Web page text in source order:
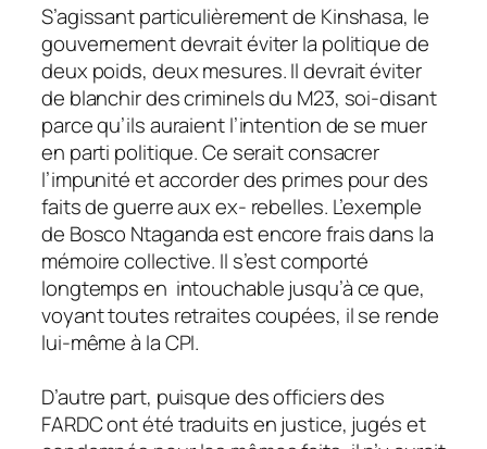
S’agissant particulièrement de Kinshasa, le
gouvernement devrait éviter la politique de
deux poids, deux mesures. Il devrait éviter
de blanchir des criminels du M23, soi-disant
parce qu’ils auraient l’intention de se muer
en parti politique. Ce serait consacrer
l’impunité et accorder des primes pour des
faits de guerre aux ex- rebelles. L’exemple
de Bosco Ntaganda est encore frais dans la
mémoire collective. Il s’est comporté
longtemps en intouchable jusqu’à ce que,
voyant toutes retraites coupées, il se rende
lui-même à la CPI.
D’autre part, puisque des officiers des
FARDC ont été traduits en justice, jugés et